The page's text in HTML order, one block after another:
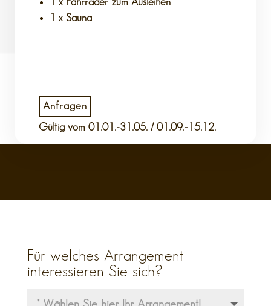
1 x Sauna
Anfragen
Gültig vom 01.01.-31.05. / 01.09.-15.12.
Für welches Arrangement
interessieren Sie sich?